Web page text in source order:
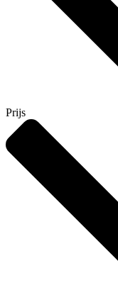
Prijs